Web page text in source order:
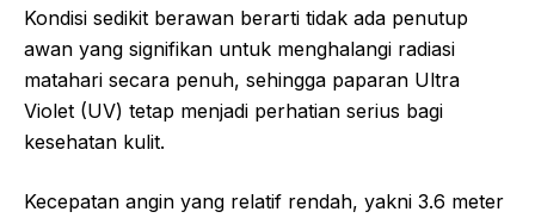
Kondisi sedikit berawan berarti tidak ada penutup
awan yang signifikan untuk menghalangi radiasi
matahari secara penuh, sehingga paparan Ultra
Violet (UV) tetap menjadi perhatian serius bagi
kesehatan kulit.
Kecepatan angin yang relatif rendah, yakni 3.6 meter